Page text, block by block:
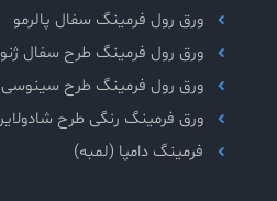
ورق رول فرمینگ سفال پالرمو
ورق رول فرمینگ طرح سفال
ورق رول فرمینگ طرح سینوسی
ورق فرمینگ رنگی طرح
فرمینگ دامپا (لمبه)